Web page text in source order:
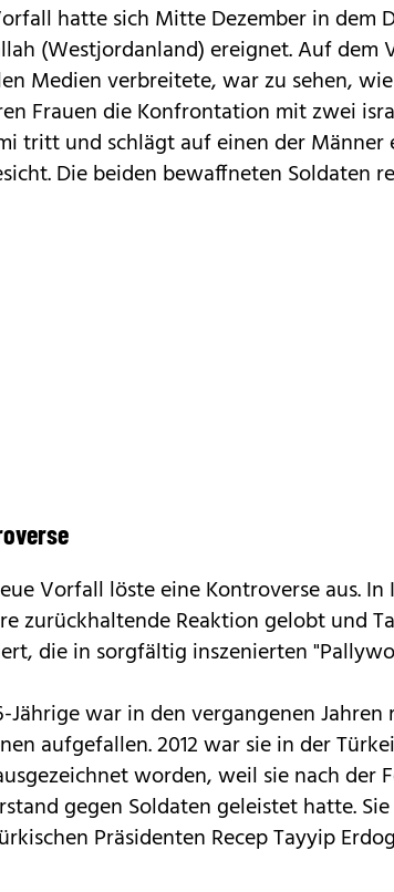
hatte sich Mitte Dezember in dem
(Westjordanland) ereignet. Auf dem
Medien verbreitete, war zu sehen,
Frauen die Konfrontation mit zwei
tritt und schlägt auf einen der
Die beiden bewaffneten Soldaten
Vorfall löste eine Kontroverse aus.
zurückhaltende Reaktion gelobt und
die in sorgfältig inszenierten
Jährige war in den vergangenen
aufgefallen. 2012 war sie in der
worden, weil sie nach der
gegen Soldaten geleistet hatte.
Präsidenten Recep Tayyip